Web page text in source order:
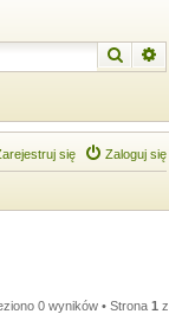
Szukaj
Zaloguj się
się
0 wyników • Strona 1 z